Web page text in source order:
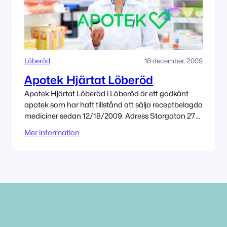
Löberöd 18 december, 2009
Apotek Hjärtat Löberöd
Apotek Hjärtat Löberöd i Löberöd är ett godkänt
apotek som har haft tillstånd att sälja receptbelagda
mediciner sedan 12/18/2009. Adress Storgatan 27
Hjärtat AB
Mer information